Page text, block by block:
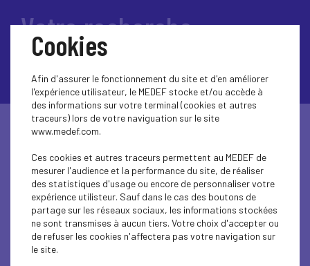
Votre recherche
Les résultats de votre recherche apparaitront
ici dès que vous aurez rempli le champ au
dessus.
Cookies
Afin d'assurer le fonctionnement du site et d'en améliorer
l'expérience utilisateur, le MEDEF stocke et/ou accède à
des informations sur votre terminal (cookies et autres
traceurs) lors de votre naviguation sur le site
www.medef.com.
Ces cookies et autres traceurs permettent au MEDEF de
mesurer l'audience et la performance du site, de réaliser
des statistiques d'usage ou encore de personnaliser votre
expérience utilisteur. Sauf dans le cas des boutons de
partage sur les réseaux sociaux, les informations stockées
ne sont transmises à aucun tiers. Votre choix d'accepter ou
de refuser les cookies n'affectera pas votre navigation sur
le site.